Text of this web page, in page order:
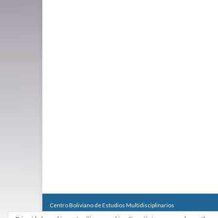
Centro Boliviano de Estudios Multidisciplinarios
Calle Macario Pinilla # 2588 esq. Av. Arce, Edificio Arcadia,